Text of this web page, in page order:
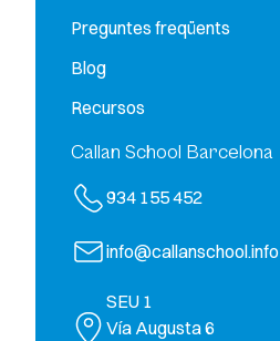
Preguntes freqüents
Blog
Recursos
Callan School Barcelona
934 155 452
info@callanschool.info
SEU 1
Vía Augusta 6